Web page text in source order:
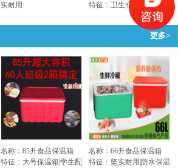
实耐用
特征：卫生|保温不烫手
更多>
名称：85升食品保温箱
特征：大号保温箱|学生配
名称：66升食品保温箱
特征：坚实耐用|防水保温